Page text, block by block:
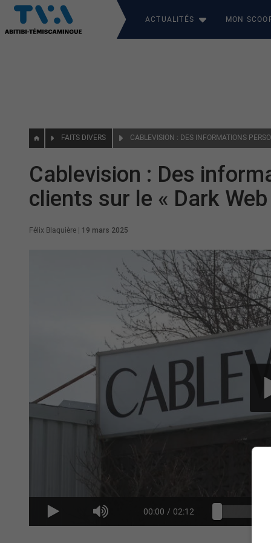
ACTUALITÉS MON
FAITS DIVERS
Cablevision : Des
clients sur le « Dark Web
Félix Blaquière 19 mars 2025
00:00 / 02:12